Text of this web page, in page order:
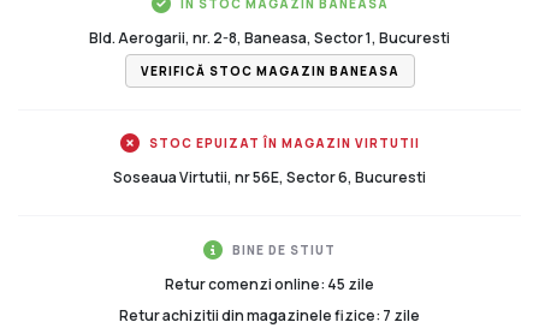
IN STOC MAGAZIN BANEASA
Bld. Aerogarii, nr. 2-8, Baneasa, Sector 1, Bucuresti
VERIFICĂ STOC MAGAZIN BANEASA
STOC EPUIZAT ÎN MAGAZIN VIRTUTII
Soseaua Virtutii, nr 56E, Sector 6, Bucuresti
BINE DE STIUT
Retur comenzi online: 45 zile
Retur achizitii din magazinele fizice: 7 zile